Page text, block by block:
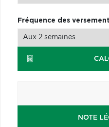
Fréquence des
NOTE